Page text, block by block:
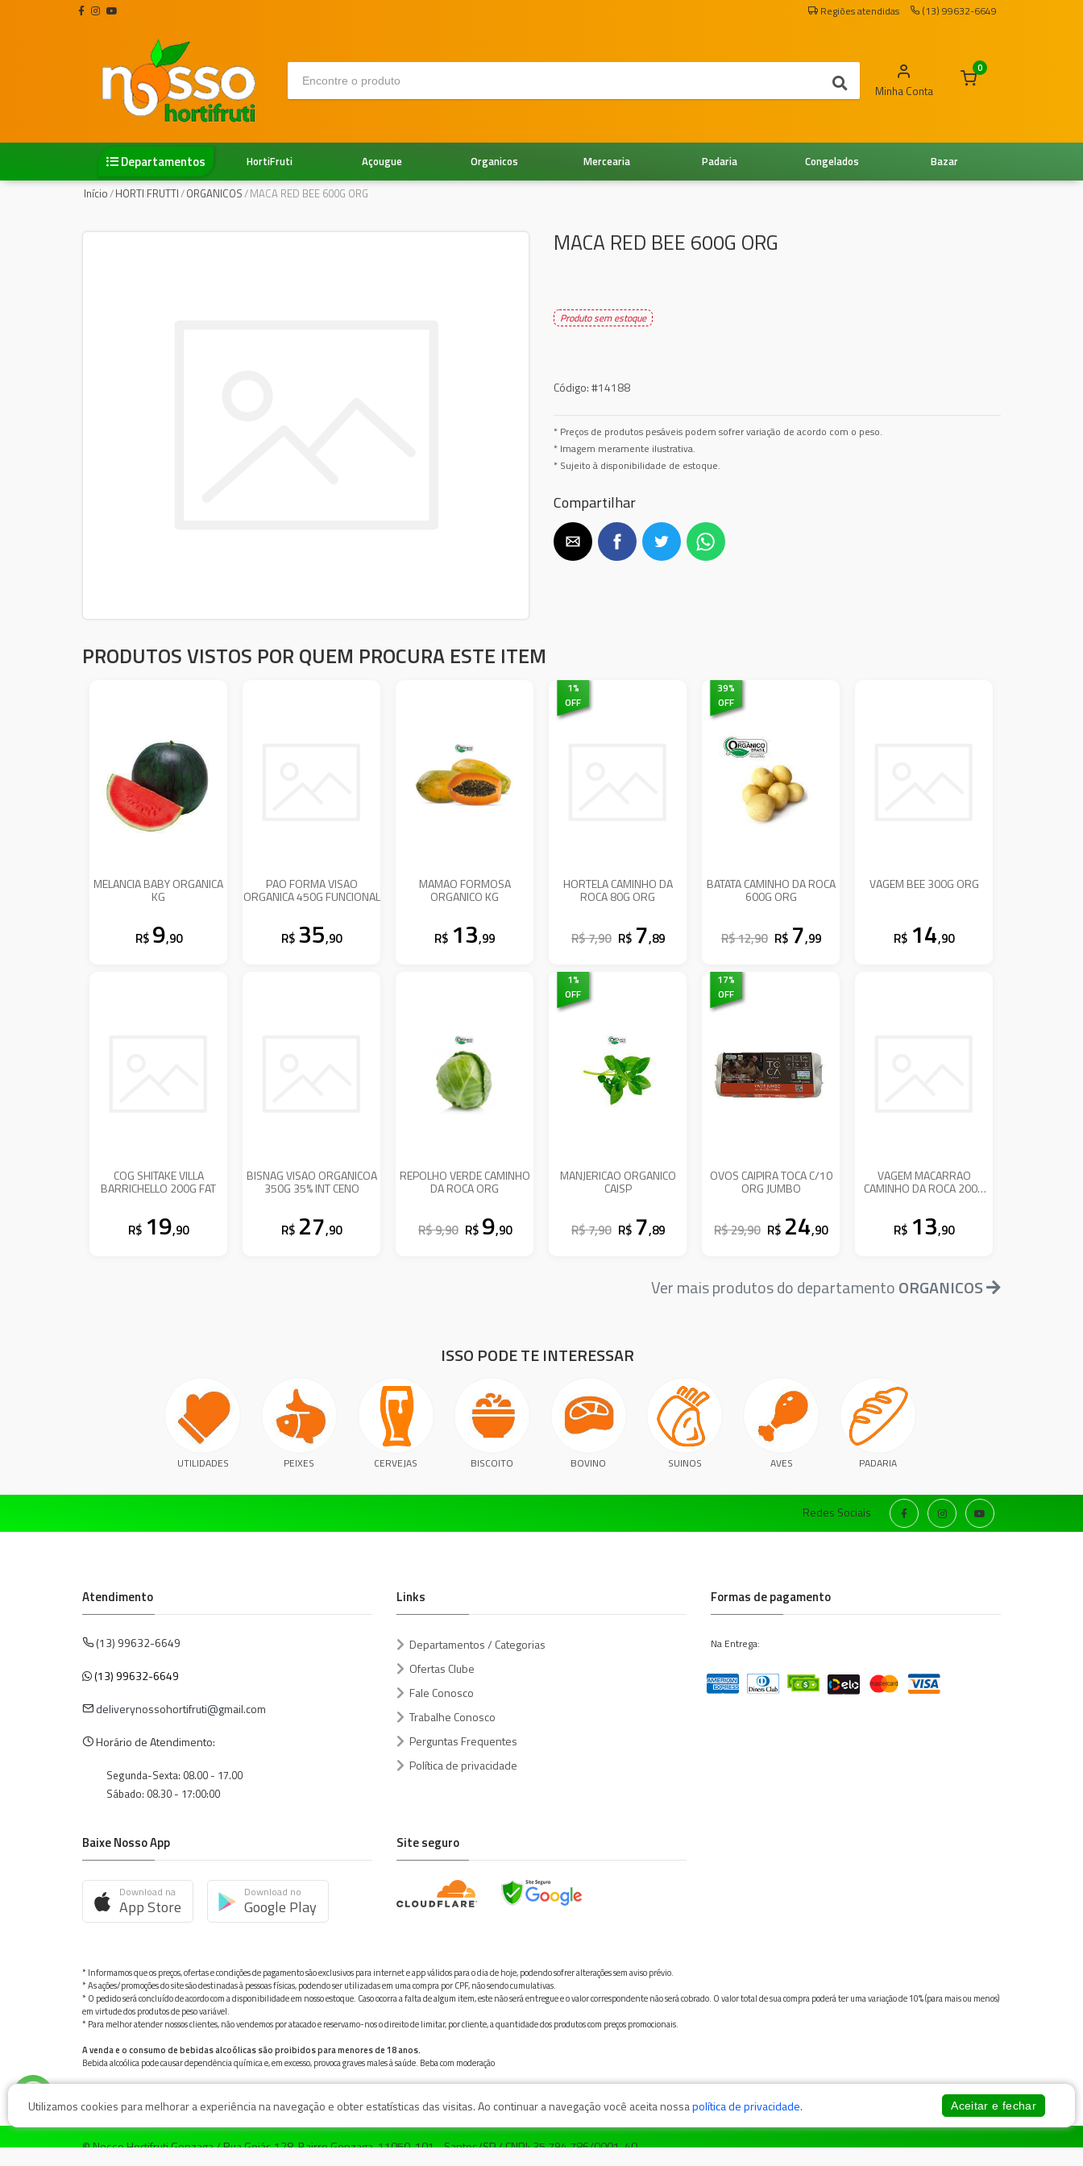
Regiões atendidas (13) 99632-6649
Minha Conta
0
Departamentos Bazar
Congelados
Padaria
Mercearia
Organicos
Açougue
HortiFruti
Início/HORTI FRUTTI/ORGANICOS/MACA RED BEE 600G ORG
MACA RED BEE 600G ORG
Produto sem estoque
Código:#14188
* Preços de produtos pesáveis podem sofrer variação de acordo com o peso.
* Imagem meramente ilustrativa.
* Sujeito à disponibilidade de estoque.
Compartilhar
PRODUTOS VISTOS POR QUEM PROCURA ESTE ITEM
MELANCIA BABY ORGANICA
KG
R$ 9,90
PAO FORMA VISAO
ORGANICA 450G FUNCIONAL
R$ 35,90
MAMAO FORMOSA
ORGANICO KG
R$ 13,99
1%
OFF
HORTELA CAMINHO DA
ROCA 80G ORG
R$ 7,90 R$ 7,89
39%
OFF
BATATA CAMINHO DA ROCA
600G ORG
R$ 12,90 R$ 7,99
VAGEM BEE 300G ORG
R$ 14,90
COG SHITAKE VILLA
BARRICHELLO 200G FAT
R$ 19,90
BISNAG VISAO ORGANICOA
350G 35% INT CENO
R$ 27,90
REPOLHO VERDE CAMINHO
DA ROCA ORG
R$ 9,90 R$ 9,90
1%
OFF
MANJERICAO ORGANICO
CAISP
R$ 7,90 R$ 7,89
17%
OFF
OVOS CAIPIRA TOCA C/10
ORG JUMBO
R$ 29,90 R$ 24,90
VAGEM MACARRAO
CAMINHO DA ROCA 200G
R$ 13,90
Ver mais produtos do departamentoORGANICOS
ISSO PODE TE INTERESSAR
UTILIDADES PEIXES CERVEJAS BISCOITO BOVINO SUINOS AVES PADARIA
Redes Sociais
Atendimento
(13) 99632-6649
(13) 99632-6649
deliverynossohortifruti@gmail.com
Horário de Atendimento:
Segunda-Sexta: 08.00 - 17.00
Sábado: 08.30 - 17:00:00
Links
Departamentos / Categorias
Ofertas Clube
Fale Conosco
Trabalhe Conosco
Perguntas Frequentes
Política de privacidade
Formas de pagamento
Na Entrega:
Baixe Nosso App
Download na
App Store
Download no
Google Play
Site seguro
* Informamos que os preços, ofertas e condições de pagamento são exclusivos para internet e app válidos para o dia de hoje, podendo sofrer alterações sem aviso prévio.
* As ações/promoções do site são destinadas à pessoas físicas, podendo ser utilizadas em uma compra por CPF, não sendo cumulativas.
* O pedido será concluído de acordo com a disponibilidade em nosso estoque. Caso ocorra a falta de algum item, este não será entregue e o valor correspondente não será cobrado. O valor total de sua compra poderá ter uma variação de 10% (para mais ou menos)
em virtude dos produtos de peso variável.
* Para melhor atender nossos clientes, não vendemos por atacado e reservamo-nos o direito de limitar, por cliente, a quantidade dos produtos com preços promocionais.
A venda e o consumo de bebidas alcoólicas são proibidos para menores de 18 anos.
Bebida alcoólica pode causar dependência química e, em excesso, provoca graves males à saúde. Beba com moderação
© Nosso Hortifruti Gonzaga / Rua Goiás 128, Bairro Gonzaga, 11050-101 - Santos/SP / CNPJ: 35.794.786/0001-40
Utilizamos cookies para melhorar a experiência na navegação e obter estatísticas das visitas. Ao continuar a navegação você aceita nossapolítica de privacidade. Aceitar e fechar